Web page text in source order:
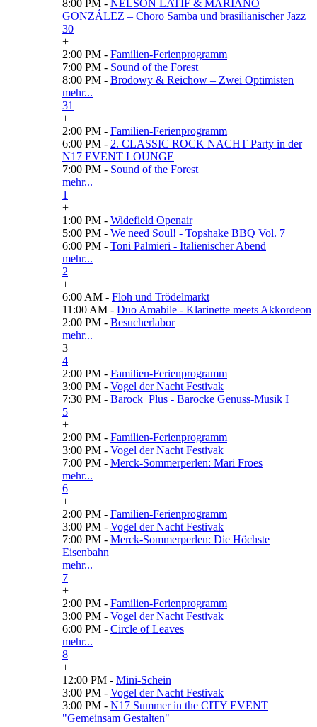
8:00 PM - NELSON LATIF & MARIANO
GONZÁLEZ – Choro Samba und brasilianischer Jazz
30
+
2:00 PM - Familien-Ferienprogramm
7:00 PM - Sound of the Forest
8:00 PM - Brodowy & Reichow – Zwei Optimisten
mehr...
31
+
2:00 PM - Familien-Ferienprogramm
6:00 PM - 2. CLASSIC ROCK NACHT Party in der
N17 EVENT LOUNGE
7:00 PM - Sound of the Forest
mehr...
1
+
1:00 PM - Widefield Openair
5:00 PM - We need Soul! - Topshake BBQ Vol. 7
6:00 PM - Toni Palmieri - Italienischer Abend
mehr...
2
+
6:00 AM - Floh und Trödelmarkt
11:00 AM - Duo Amabile - Klarinette meets Akkordeon
2:00 PM - Besucherlabor
mehr...
3
4
2:00 PM - Familien-Ferienprogramm
3:00 PM - Vogel der Nacht Festivak
7:30 PM - Barock_Plus - Barocke Genuss-Musik I
5
+
2:00 PM - Familien-Ferienprogramm
3:00 PM - Vogel der Nacht Festivak
7:00 PM - Merck-Sommerperlen: Mari Froes
mehr...
6
+
2:00 PM - Familien-Ferienprogramm
3:00 PM - Vogel der Nacht Festivak
7:00 PM - Merck-Sommerperlen: Die Höchste
Eisenbahn
mehr...
7
+
2:00 PM - Familien-Ferienprogramm
3:00 PM - Vogel der Nacht Festivak
6:00 PM - Circle of Leaves
mehr...
8
+
12:00 PM - Mini-Schein
3:00 PM - Vogel der Nacht Festivak
3:00 PM - N17 Summer in the CITY EVENT
"Gemeinsam Gestalten"